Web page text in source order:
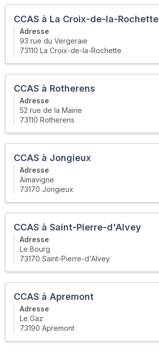
CCAS à La Croix-de-la-Rochette
Adresse
93 rue du Vergeraie
73110 La Croix-de-la-Rochette
CCAS à Rotherens
Adresse
52 rue de la Mairie
73110 Rotherens
CCAS à Jongieux
Adresse
Aimavigne
73170 Jongieux
CCAS à Saint-Pierre-d'Alvey
Adresse
Le Bourg
73170 Saint-Pierre-d'Alvey
CCAS à Apremont
Adresse
Le Gaz
73190 Apremont